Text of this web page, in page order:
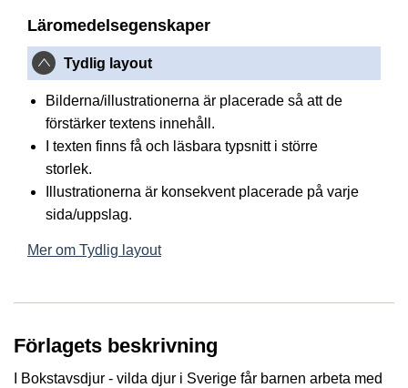
Läromedelsegenskaper
Tydlig layout
Bilderna/illustrationerna är placerade så att de
förstärker textens innehåll.
I texten finns få och läsbara typsnitt i större
storlek.
Illustrationerna är konsekvent placerade på varje
sida/uppslag.
Mer om Tydlig layout
Förlagets beskrivning
I Bokstavsdjur - vilda djur i Sverige får barnen arbeta med